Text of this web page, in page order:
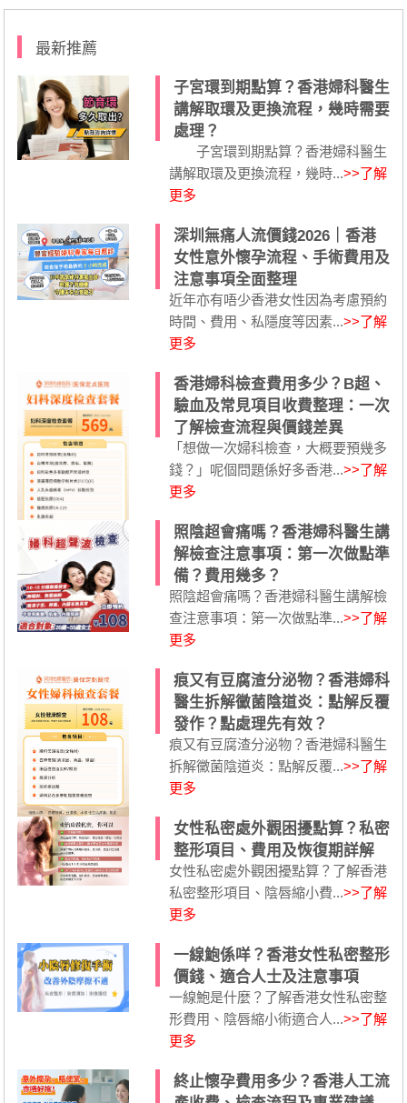
最新推薦
子宮環到期點算？香港婦科醫生
講解取環及更換流程，幾時需要
處理？
子宮環到期點算？香港婦科醫生
講解取環及更換流程，幾時...>>了解
更多
深圳無痛人流價錢2026｜香港
女性意外懷孕流程、手術費用及
注意事項全面整理
近年亦有唔少香港女性因為考慮預約
時間、費用、私隱度等因素...>>了解
更多
香港婦科檢查費用多少？B超、
驗血及常見項目收費整理：一次
了解檢查流程與價錢差異
「想做一次婦科檢查，大概要預幾多
錢？」呢個問題係好多香港...>>了解
更多
照陰超會痛嗎？香港婦科醫生講
解檢查注意事項：第一次做點準
備？費用幾多？
照陰超會痛嗎？香港婦科醫生講解檢
查注意事項：第一次做點準...>>了解
更多
痕又有豆腐渣分泌物？香港婦科
醫生拆解黴菌陰道炎：點解反覆
發作？點處理先有效？
痕又有豆腐渣分泌物？香港婦科醫生
拆解黴菌陰道炎：點解反覆...>>了解
更多
女性私密處外觀困擾點算？私密
整形項目、費用及恢復期詳解
女性私密處外觀困擾點算？了解香港
私密整形項目、陰唇縮小費...>>了解
更多
一線鮑係咩？香港女性私密整形
價錢、適合人士及注意事項
一線鮑是什麼？了解香港女性私密整
形費用、陰唇縮小術適合人...>>了解
更多
終止懷孕費用多少？香港人工流